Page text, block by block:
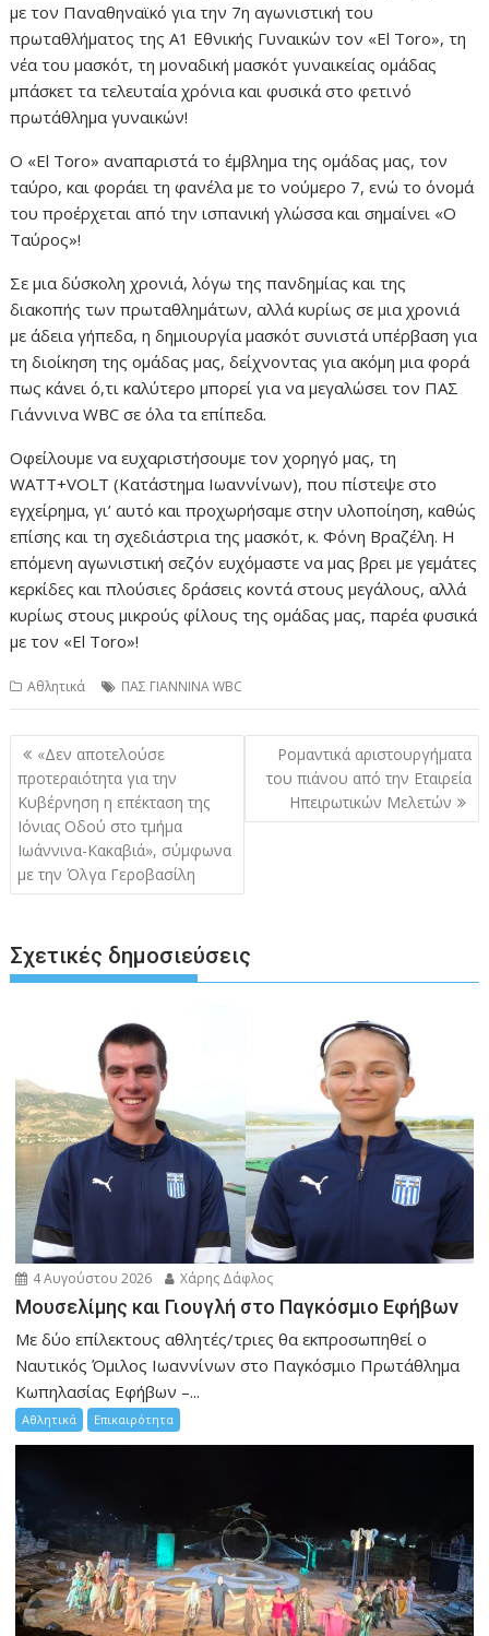
με τον Παναθηναϊκό για την 7η αγωνιστική του
πρωταθλήματος της Α1 Εθνικής Γυναικών τον «El Toro», τη
νέα του μασκότ, τη μοναδική μασκότ γυναικείας ομάδας
μπάσκετ τα τελευταία χρόνια και φυσικά στο φετινό
πρωτάθλημα γυναικών!
Ο «El Toro» αναπαριστά το έμβλημα της ομάδας μας, τον
ταύρο, και φοράει τη φανέλα με το νούμερο 7, ενώ το όνομά
του προέρχεται από την ισπανική γλώσσα και σημαίνει «Ο
Ταύρος»!
Σε μια δύσκολη χρονιά, λόγω της πανδημίας και της
διακοπής των πρωταθλημάτων, αλλά κυρίως σε μια χρονιά
με άδεια γήπεδα, η δημιουργία μασκότ συνιστά υπέρβαση για
τη διοίκηση της ομάδας μας, δείχνοντας για ακόμη μια φορά
πως κάνει ό,τι καλύτερο μπορεί για να μεγαλώσει τον ΠΑΣ
Γιάννινα WBC σε όλα τα επίπεδα.
Οφείλουμε να ευχαριστήσουμε τον χορηγό μας, τη
WATT+VOLT (Κατάστημα Ιωαννίνων), που πίστεψε στο
εγχείρημα, γι’ αυτό και προχωρήσαμε στην υλοποίηση, καθώς
επίσης και τη σχεδιάστρια της μασκότ, κ. Φόνη Βραζέλη. Η
επόμενη αγωνιστική σεζόν ευχόμαστε να μας βρει με γεμάτες
κερκίδες και πλούσιες δράσεις κοντά στους μεγάλους, αλλά
κυρίως στους μικρούς φίλους της ομάδας μας, παρέα φυσικά
με τον «Εl Toro»!
Αθλητικά ΠΑΣ ΓΙΑΝΝΙΝΑ WBC
Πλοήγηση
άρθρων
«Δεν αποτελούσε
προτεραιότητα για την
Κυβέρνηση η επέκταση της
Ιόνιας Οδού στο τμήμα
Ιωάννινα-Κακαβιά», σύμφωνα
με την Όλγα Γεροβασίλη
Ρομαντικά αριστουργήματα
του πιάνου από την Εταιρεία
Ηπειρωτικών Μελετών
Σχετικές δημοσιεύσεις
4 Αυγούστου 2026 Χάρης Δάφλος
Μουσελίμης και Γιουγλή στο Παγκόσμιο Εφήβων
Mε δύο επίλεκτους αθλητές/τριες θα εκπροσωπηθεί ο
Ναυτικός Όμιλος Ιωαννίνων στο Παγκόσμιο Πρωτάθλημα
Κωπηλασίας Εφήβων –...
Αθλητικά Επικαιρότητα